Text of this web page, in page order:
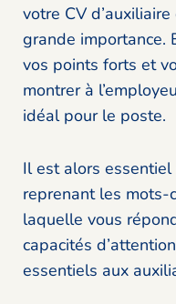
votre CV
grande importance.
vos points forts et
montrer à
idéal pour le poste.
Il est alors
reprenant les mots-
laquelle vous
capacités
essentiels aux